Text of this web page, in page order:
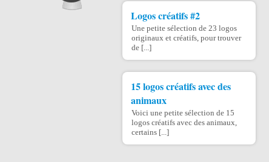
Logos créatifs #2
Une petite sélection de 23 logos
originaux et créatifs, pour trouver
de [...]
15 logos créatifs avec des
animaux
Voici une petite sélection de 15
logos créatifs avec des animaux,
certains [...]